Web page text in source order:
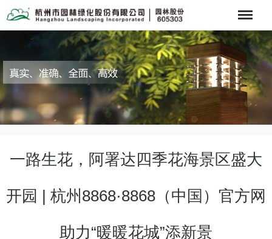
一路生花，阿署达四季花海景区盛大
开园 | 杭州8868·8868（中国）官方网
助力“暖暖花城”添新景